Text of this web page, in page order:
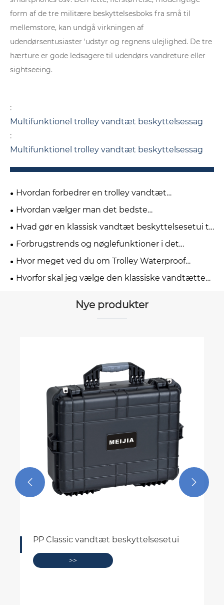
form af de tre militære beskyttelsesboks fra små til
mellemstore, kan undgå virkningen af ​​
udendørsentusiaster 'udstyr og regnens ulejlighed. De tre
hærture er gode ledsagere til udendørs vandreture eller
sightseeing.
:
Multifunktionel trolley vandtæt beskyttelsessag
:
Multifunktionel trolley vandtæt beskyttelsessag
Hvordan forbedrer en trolley vandtæt
beskyttende etui rejsesikkerheden?
Hvordan vælger man det bedste
mikrovandtætte beskyttelseshylster til dine
behov?
Hvad gør en klassisk vandtæt beskyttelsesetui til
det rigtige valg til langvarig beskyttelse af udstyr?
Forbrugstrends og nøglefunktioner i det
klassiske vandtætte beskyttelsescover
Hvor meget ved du om Trolley Waterproof
Protective Case?
Hvorfor skal jeg vælge den klassiske vandtætte
Nye produkter
PP Classic vandtæt beskyttelsesetui
>>
 